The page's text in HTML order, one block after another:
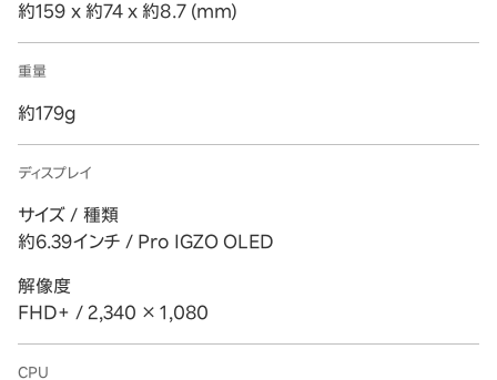
約159 x 約74 x 約8.7 (mm)
重量
約179g
ディスプレイ
サイズ / 種類
約6.39インチ / Pro IGZO OLED
解像度
FHD+ / 2,340 × 1,080
CPU